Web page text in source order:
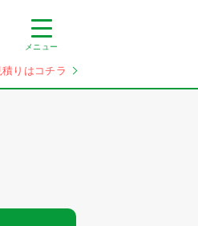
メニュー
りはコチラ